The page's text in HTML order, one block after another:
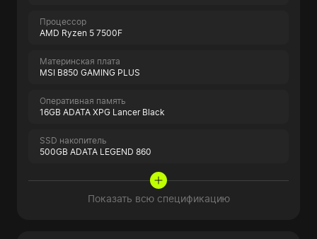
Процессор
AMD Ryzen 5 7500F
Материнская плата
MSI B850 GAMING PLUS
Оперативная память
16GB ADATA XPG Lancer Black
SSD накопитель
500GB ADATA LEGEND 860
Показать всю спецификацию